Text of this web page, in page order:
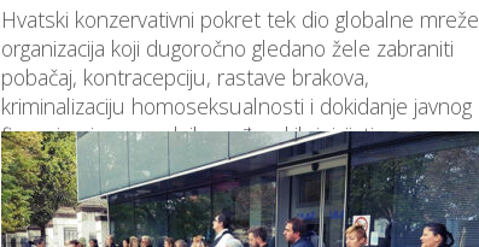
Hvatski konzervativni pokret tek dio globalne mreže
organizacija koji dugoročno gledano žele zabraniti
pobačaj, kontracepciju, rastave brakova,
kriminalizaciju homoseksualnosti i dokidanje javnog
financiranja naprednih građanskih inicijativa,...